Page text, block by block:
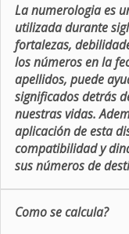
La numerologia es
utilizada durante
fortalezas,
los números en la
apellidos, puede
significados detrás
nuestras vidas.
aplicación de esta
compatibilidad y
sus números de
Como se calcula?